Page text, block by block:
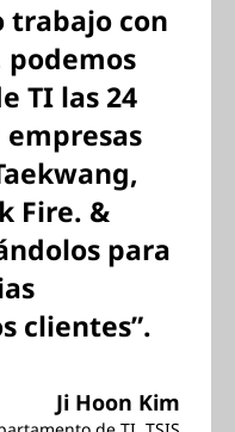
trabajo con
podemos
TI las 24
Fire. &
para
clientes”.
Ji Hoon Kim